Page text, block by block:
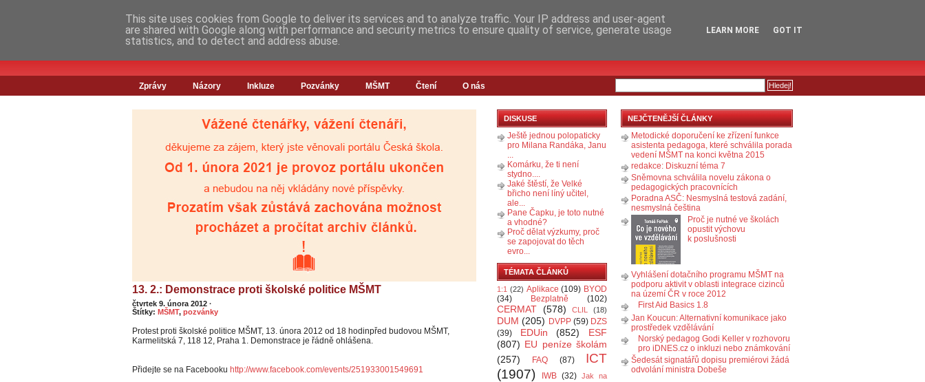
Zprávy Názory Inkluze Pozvánky MŠMT Čtení O nás
13. 2.: Demonstrace proti školské politice MŠMT
čtvrtek 9. února 2012 ·
Štítky: MŠMT, pozvánky
Protest proti školské politice MŠMT, 13. února 2012 od 18 hodinpřed budovou MŠMT,
Karmelitská 7, 118 12, Praha 1. Demonstrace je řádně ohlášena.
Přidejte se na Facebooku http://www.facebook.com/events/251933001549691
DISKUSE
Ještě jednou polopaticky
pro Milana Randáka, Janu
...
Komárku, že ti není
stydno....
Jaké štěstí, že Velké
břicho není líný učitel,
ale...
Pane Čapku, je toto nutné
a vhodné?
Proč dělat výzkumy, proč
se zapojovat do těch
evro...
TÉMATA ČLÁNKŮ
1:1 (22) Aplikace (109) BYOD
(34)
Bezplatně (102)
CERMAT (578) CLIL (18)
DUM (205) DVPP (59) DZS
(39)
EDUin (852)
ESF
(807) EU peníze školám
(257)
FAQ (87)
ICT
(1907)
IWB (32) Jak na
NEJČTENĚJŠÍ ČLÁNKY
Metodické doporučení ke zřízení funkce
asistenta pedagoga, které schválila porada
vedení MŠMT na konci května 2015
redakce: Diskuzní téma 7
Sněmovna schválila novelu zákona o
pedagogických pracovnících
Poradna ASČ: Nesmyslná testová zadání,
nesmyslná čeština
Proč je nutné ve školách
opustit výchovu
k poslušnosti
Vyhlášení dotačního programu MŠMT na
podporu aktivit v oblasti integrace cizinců
na území ČR v roce 2012
First Aid Basics 1.8
Jan Koucun: Alternativní komunikace jako
prostředek vzdělávání
Norský pedagog Godi Keller v rozhovoru
pro iDNES.cz o inkluzi nebo známkování
Šedesát signatářů dopisu premiérovi žádá
odvolání ministra Dobeše
This site uses cookies from Google to deliver its services and to analyze traffic. Your IP address and user-agent
are shared with Google along with performance and security metrics to ensure quality of service, generate usage
statistics, and to detect and address abuse.
LEARN MORE GOT IT